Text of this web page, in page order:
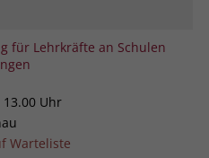
für Lehrkräfte an Schulen
13.00 Uhr
Warteliste